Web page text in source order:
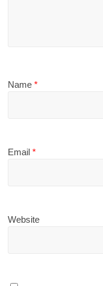
Name*
Email*
Website